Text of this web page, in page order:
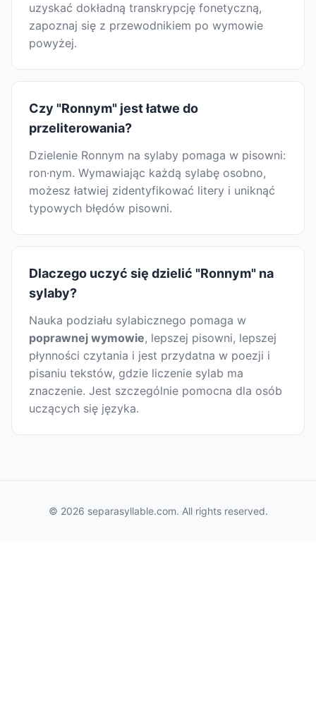
uzyskać dokładną transkrypcję fonetyczną,
zapoznaj się z przewodnikiem po wymowie
powyżej.
Czy "Ronnym" jest łatwe do
przeliterowania?
Dzielenie Ronnym na sylaby pomaga w pisowni:
ron·nym. Wymawiając każdą sylabę osobno,
możesz łatwiej zidentyfikować litery i uniknąć
typowych błędów pisowni.
Dlaczego uczyć się dzielić "Ronnym" na
sylaby?
Nauka podziału sylabicznego pomaga w
poprawnej wymowie, lepszej pisowni, lepszej
płynności czytania i jest przydatna w poezji i
pisaniu tekstów, gdzie liczenie sylab ma
znaczenie. Jest szczególnie pomocna dla osób
uczących się języka.
© 2026 separasyllable.com. All rights reserved.